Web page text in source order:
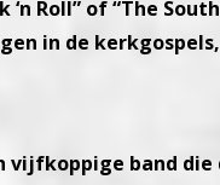
‘n Roll” of “The
in de
vijfkoppige band